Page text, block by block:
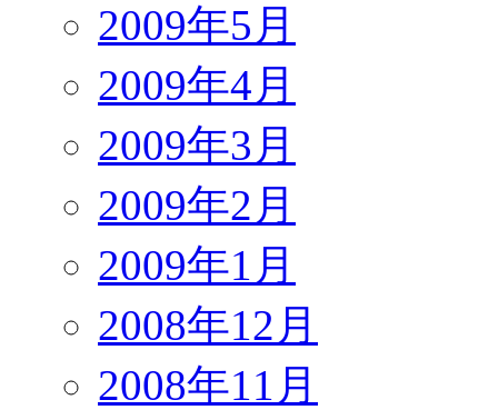
2009年5月
2009年4月
2009年3月
2009年2月
2009年1月
2008年12月
2008年11月